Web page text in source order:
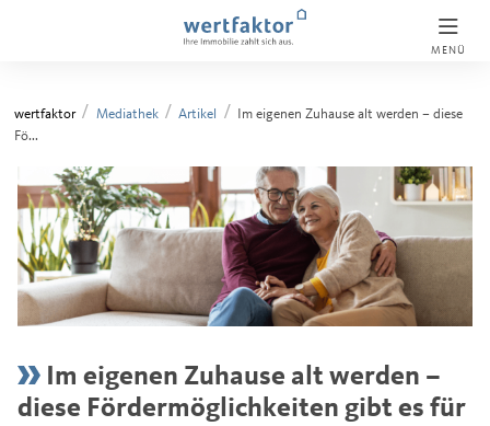
MENÜ
wertfaktor Mediathek Artikel
Im eigenen Zuhause alt werden – diese
Fö...
Im eigenen Zuhause alt werden –
diese Fördermöglichkeiten gibt es für